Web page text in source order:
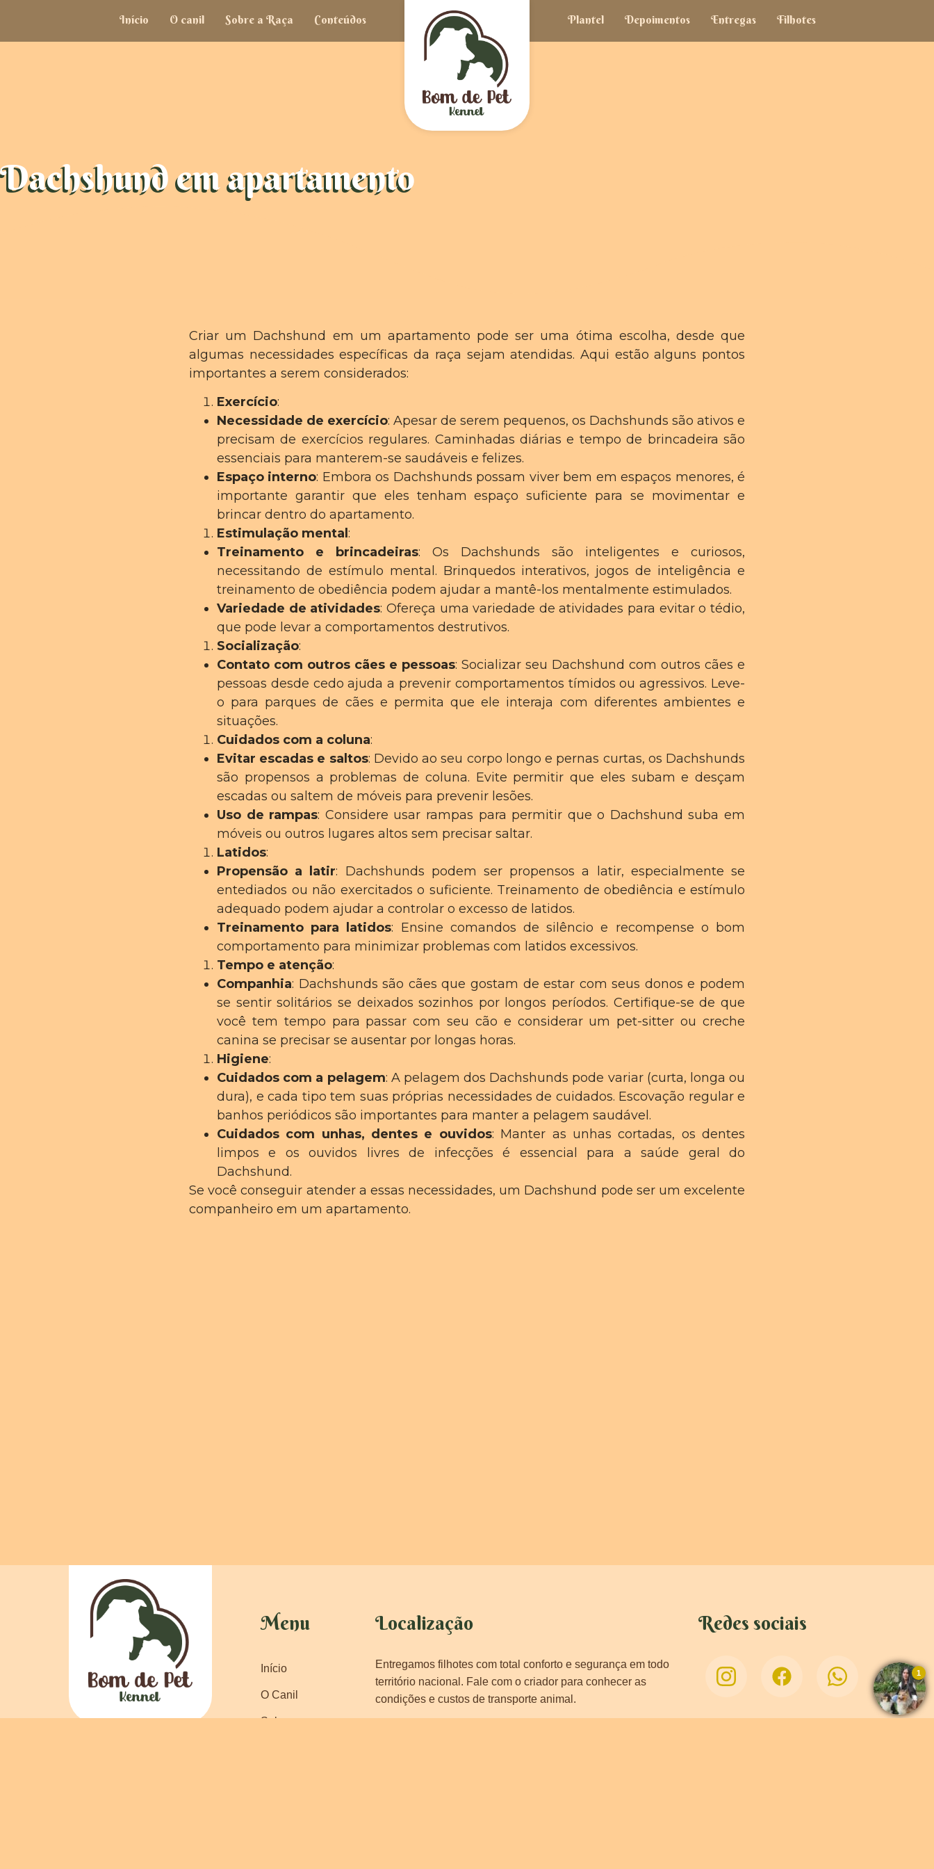
Início O canil Sobre a Raça Conteúdos Plantel Depoimentos Entregas Filhotes
Dachshund em apartamento
Criar um Dachshund em um apartamento pode ser uma ótima escolha, desde que
algumas necessidades específicas da raça sejam atendidas. Aqui estão alguns pontos
importantes a serem considerados:
Exercício:
Necessidade de exercício: Apesar de serem pequenos, os Dachshunds são ativos e
precisam de exercícios regulares. Caminhadas diárias e tempo de brincadeira são
essenciais para manterem-se saudáveis e felizes.
Espaço interno: Embora os Dachshunds possam viver bem em espaços menores, é
importante garantir que eles tenham espaço suficiente para se movimentar e
brincar dentro do apartamento.
Estimulação mental :
Treinamento e brincadeiras: Os Dachshunds são inteligentes e curiosos,
necessitando de estímulo mental. Brinquedos interativos, jogos de inteligência e
treinamento de obediência podem ajudar a mantê-los mentalmente estimulados.
Variedade de atividades: Ofereça uma variedade de atividades para evitar o tédio,
que pode levar a comportamentos destrutivos.
Socialização:
Contato com outros cães e pessoas: Socializar seu Dachshund com outros cães e
pessoas desde cedo ajuda a prevenir comportamentos tímidos ou agressivos. Leve-
o para parques de cães e permita que ele interaja com diferentes ambientes e
situações.
Cuidados com a coluna:
Evitar escadas e saltos: Devido ao seu corpo longo e pernas curtas, os Dachshunds
são propensos a problemas de coluna. Evite permitir que eles subam e desçam
escadas ou saltem de móveis para prevenir lesões.
Uso de rampas: Considere usar rampas para permitir que o Dachshund suba em
móveis ou outros lugares altos sem precisar saltar.
Latidos:
Propensão a latir: Dachshunds podem ser propensos a latir, especialmente se
entediados ou não exercitados o suficiente. Treinamento de obediência e estímulo
adequado podem ajudar a controlar o excesso de latidos.
Treinamento para latidos: Ensine comandos de silêncio e recompense o bom
comportamento para minimizar problemas com latidos excessivos.
Tempo e atenção:
Companhia: Dachshunds são cães que gostam de estar com seus donos e podem
se sentir solitários se deixados sozinhos por longos períodos. Certifique-se de que
você tem tempo para passar com seu cão e considerar um pet-sitter ou creche
canina se precisar se ausentar por longas horas.
Higiene:
Cuidados com a pelagem: A pelagem dos Dachshunds pode variar (curta, longa ou
dura), e cada tipo tem suas próprias necessidades de cuidados. Escovação regular e
banhos periódicos são importantes para manter a pelagem saudável.
Cuidados com unhas, dentes e ouvidos: Manter as unhas cortadas, os dentes
limpos e os ouvidos livres de infecções é essencial para a saúde geral do
Dachshund.
Se você conseguir atender a essas necessidades, um Dachshund pode ser um excelente
companheiro em um apartamento.
Menu
Início
O Canil
Sobre a raça
Localização
Entregamos filhotes com total conforto e segurança em todo
território nacional. Fale com o criador para conhecer as
condições e custos de transporte animal.
Redes sociais